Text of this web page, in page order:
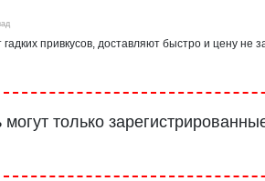
гадких привкусов, доставляют быстро и цену не
только